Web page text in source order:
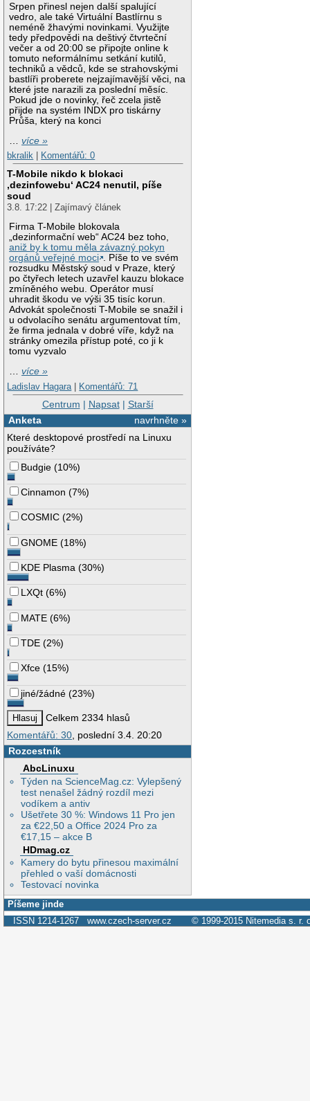
Srpen přinesl nejen další spalující
vedro, ale také Virtuální Bastlírnu s
neméně žhavými novinkami. Využijte
tedy předpovědi na deštivý čtvrteční
večer a od 20:00 se připojte online k
tomuto neformálnímu setkání kutilů,
techniků a vědců, kde se strahovskými
bastlíři proberete nejzajímavější věci, na
které jste narazili za poslední měsíc.
Pokud jde o novinky, řeč zcela jistě
přijde na systém INDX pro tiskárny
Průša, který na konci
…více »
bkralik
Komentářů: 0
T-Mobile nikdo k blokaci
‚dezinfowebu‘ AC24 nenutil, píše
soud
3.8. 17:22 | Zajímavý článek
Firma T-Mobile blokovala
„dezinformační web“ AC24 bez toho,
aniž by k tomu měla závazný pokyn
orgánů veřejné moci . Píše to ve svém
rozsudku Městský soud v Praze, který
po čtyřech letech uzavřel kauzu blokace
zmíněného webu. Operátor musí
uhradit škodu ve výši 35 tisíc korun.
Advokát společnosti T-Mobile se snažil i
u odvolacího senátu argumentovat tím,
že firma jednala v dobré víře, když na
stránky omezila přístup poté, co ji k
tomu vyzvalo
…více »
Ladislav Hagara | Komentářů: 71
Centrum | Napsat| Starší
navrhněte »
Anketa
Které desktopové prostředí na Linuxu
používáte?
Budgie (10%)
Cinnamon (7%)
COSMIC (2%)
GNOME (18%)
KDE Plasma (30%)
LXQt (6%)
MATE (6%)
TDE (2%)
Xfce (15%)
jiné/žádné (23%)
Celkem 2334 hlasů
Komentářů: 30, poslední 3.4. 20:20
Rozcestník
AbcLinuxu
Týden na ScienceMag.cz: Vylepšený
test nenašel žádný rozdíl mezi
vodíkem a antiv
Ušetřete 30 %: Windows 11 Pro jen
za €22,50 a Office 2024 Pro za
€17,15 – akce B
HDmag.cz
Kamery do bytu přinesou maximální
přehled o vaší domácnosti
Testovací novinka
Píšeme jinde
ISSN 1214-1267 www.czech-server.cz © 1999-2015 Nitemedia s. r.